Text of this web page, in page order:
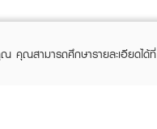
ณ คุณสามารถศึกษารายละเอียดได้ที่